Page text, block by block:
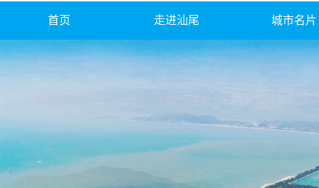
首页 走进汕尾 城市名片